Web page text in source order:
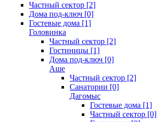
Частный сектор [2]
Дома под-ключ [0]
Гостевые дома [1]
Головинка
Частный сектор [2]
Гостиницы [1]
Дома под-ключ [0]
Аше
Частный сектор [2]
Санатории [0]
Дагомыс
Гостевые дома [1]
Частный сектор [0]